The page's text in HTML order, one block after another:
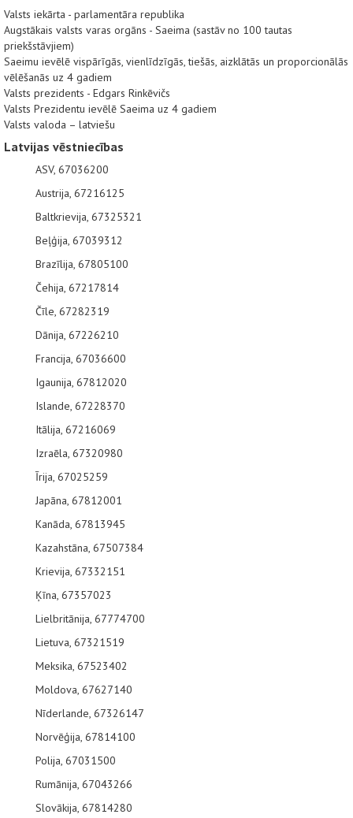
Valsts iekārta - parlamentāra republika
Augstākais valsts varas orgāns - Saeima (sastāv no 100 tautas
priekšstāvjiem)
Saeimu ievēlē vispārīgās, vienlīdzīgās, tiešās, aizklātās un proporcionālās
vēlēšanās uz 4 gadiem
Valsts prezidents - Edgars Rinkēvičs
Valsts Prezidentu ievēlē Saeima uz 4 gadiem
Valsts valoda – latviešu
Latvijas vēstniecības
ASV, 67036200
Austrija, 67216125
Baltkrievija, 67325321
Beļģija, 67039312
Brazīlija, 67805100
Čehija, 67217814
Čīle, 67282319
Dānija, 67226210
Francija, 67036600
Igaunija, 67812020
Islande, 67228370
Itālija, 67216069
Izraēla, 67320980
Īrija, 67025259
Japāna, 67812001
Kanāda, 67813945
Kazahstāna, 67507384
Krievija, 67332151
Ķīna, 67357023
Lielbritānija, 67774700
Lietuva, 67321519
Meksika, 67523402
Moldova, 67627140
Nīderlande, 67326147
Norvēģija, 67814100
Polija, 67031500
Rumānija, 67043266
Slovākija, 67814280